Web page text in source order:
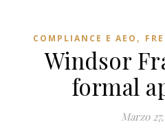
COMPLIANCE E AEO ,
Windsor
formal
Marzo